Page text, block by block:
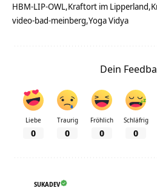
HBM-LIP-OWL Kraftort im Lipperland
video-bad-meinberg Yoga Vidya
Dein
Liebe
0
Traurig
0
Fröhlich
0
Schläfrig
0
SUKADEV